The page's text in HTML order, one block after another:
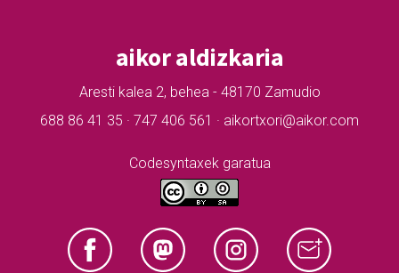
aikor aldizkaria
Aresti kalea 2, behea - 48170 Zamudio
688 86 41 35 · 747 406 561 · aikortxori@aikor.com
Codesyntaxek garatua